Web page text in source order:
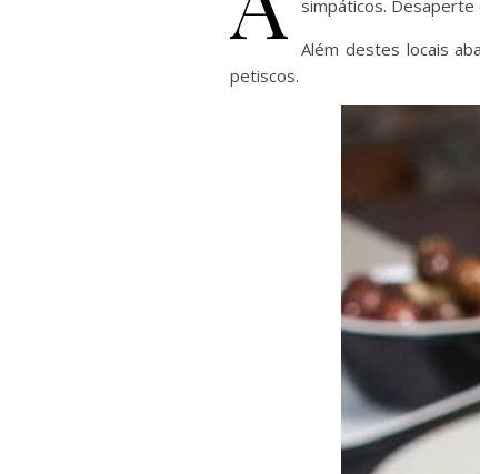
simpáticos. Desaperte
Além destes locais
petiscos.